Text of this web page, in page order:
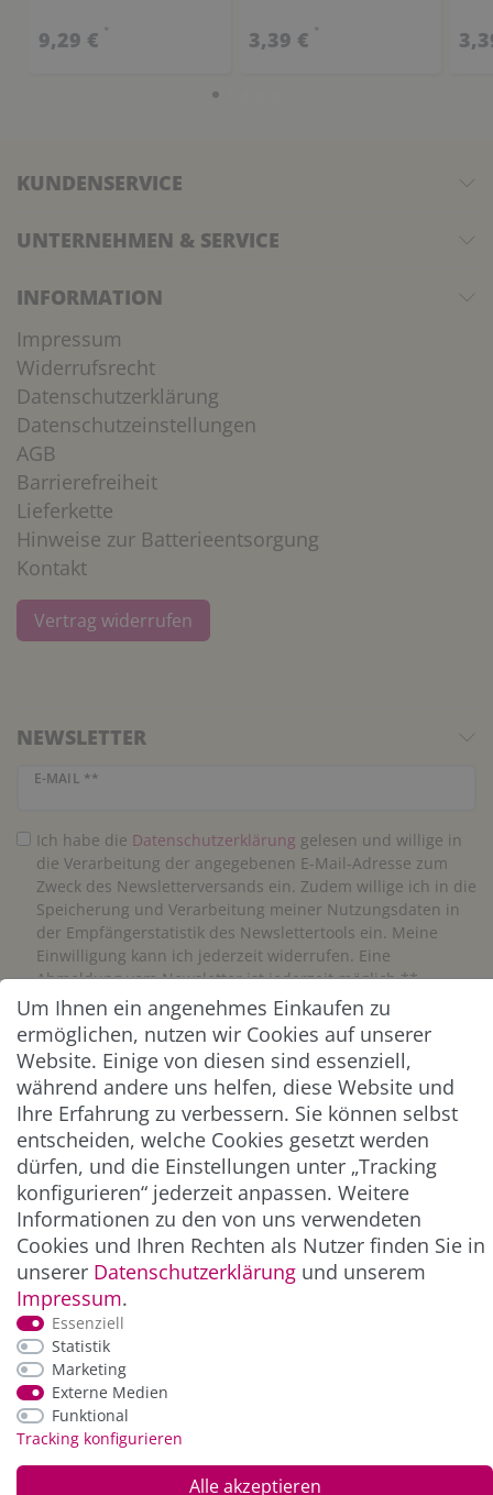
9,29 € * 3,39 € *
KUNDENSERVICE
UNTERNEHMEN & SERVICE
INFORMATION
Impressum
Widerrufsrecht
Datenschutzerklärung
Datenschutzeinstellungen
AGB
Barrierefreiheit
Lieferkette
Hinweise zur Batterieentsorgung
Kontakt
Vertrag widerrufen
NEWSLETTER
E-MAIL **
Newsletter Honig
Ich habe die Daten­schutz­erklärung gelesen und willige in
die Verarbeitung der angegebenen E-Mail-Adresse zum
Zweck des Newsletterversands ein. Zudem willige ich in die
Speicherung und Verarbeitung meiner Nutzungsdaten in
der Empfängerstatistik des Newslettertools ein. Meine
Einwilligung kann ich jederzeit widerrufen. Eine
Abmeldung vom Newsletter ist jederzeit möglich.**
Abonnieren
** Hierbei handelt es sich um ein Pflichtfeld.
ZAHLUNG & VERSAND
*Alle Preise inkl. der gesetzl. MwSt. zzgl.
und Versandkosten
Um Ihnen ein angenehmes Einkaufen zu
ermöglichen, nutzen wir Cookies auf unserer
Website. Einige von diesen sind essenziell,
während andere uns helfen, diese Website und
Ihre Erfahrung zu verbessern. Sie können selbst
entscheiden, welche Cookies gesetzt werden
dürfen, und die Einstellungen unter „Tracking
konfigurieren“ jederzeit anpassen. Weitere
Informationen zu den von uns verwendeten
Cookies und Ihren Rechten als Nutzer finden Sie in
unserer Daten­schutz­erklärung und unserem
Impressum.
Essenziell
Statistik
Marketing
Externe Medien
Funktional
Tracking konfigurieren
Alle akzeptieren
© Copyright 2026 Alle Rechte vorbehalten. |